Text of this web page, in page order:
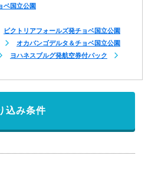
ベ国立公園
ビクトリアフォールズ発チョベ国立公園
オカバンゴデルタ＆チョベ国立公園
ヨハネスブルグ発航空券付パック
込み条件